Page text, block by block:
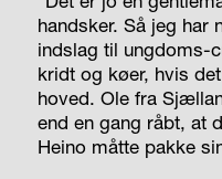
handsker. Så jeg
indslag til ungdoms-
kridt og køer, hvis
hoved. Ole fra
end en gang råbt, at
Heino måtte pakke